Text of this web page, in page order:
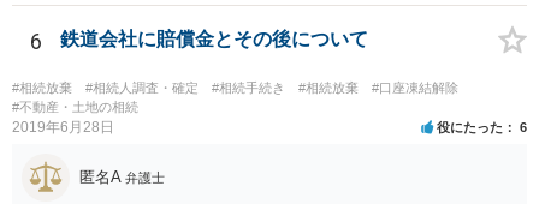
ん。 また，不動産の名義を移転するためには，遺産分割協議書への署
名捺印を得る必要があります。 したがって，残念ながら，「ＡＢＣ間
の遺産分割協議が有効に成立している」という前提に基づく主張は困
難と思われます。 「ＡＢＣ間の遺産分割協議は未了のまま，ＡとＢが
死亡し，二次相続が発生した」という前提に基づいて協議を進める必
要があります。 もちろん，Ｃの立場としては，ＡＢＣ間の遺産分割協
人は応じない姿勢を示していることから，実現は困難だと思います。
6 鉄道会社に賠償金とその後について
#相続放棄 #相続人調査・確定 #相続手続き #相続放棄
#口座凍結解除
#不動産・土地の相続
2019年6月28日 役にたった 6
匿名A 弁護士